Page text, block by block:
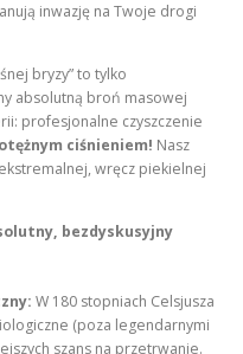
inwazję na Twoje drogi
bryzy” to tylko
absolutną broń masowej
profesjonalne czyszczenie
ciśnieniem! Nasz
wręcz piekielnej
bezdyskusyjny
W 180 stopniach Celsjusza
(poza legendarnymi
szans na przetrwanie.